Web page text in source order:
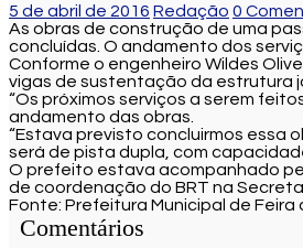
5 de abril de 2016 Redação 0
As obras de construção de uma
concluídas. O andamento dos
Conforme o engenheiro Wildes
vigas de sustentação da estrutura
“Os próximos serviços a serem
andamento das obras.
“Estava previsto concluirmos essa
será de pista dupla, com
O prefeito estava acompanhado
de coordenação do BRT na
Fonte: Prefeitura Municipal de Feira
Comentários